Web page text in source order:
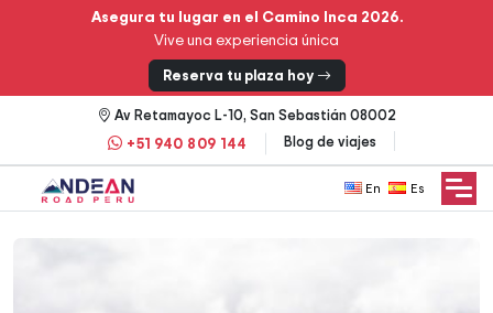
Asegura tu lugar en el Camino Inca 2026.
Vive una experiencia única
Reserva tu plaza hoy
Av Retamayoc L-10, San Sebastián 08002
+51 940 809 144
Blog de viajes
English Español